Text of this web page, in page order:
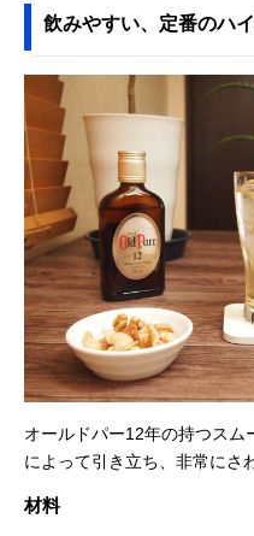
飲みやすい、定番のハ
オールドパー12年の持つスム
によって引き立ち、非常にさ
材料